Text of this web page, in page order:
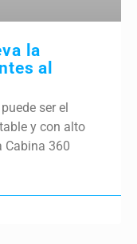
la
al
ser el
y con alto
Cabina 360